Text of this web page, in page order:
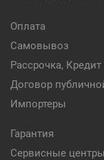
Оплата
Самовывоз
Рассрочка, Кредит
Договор
Импортеры
Гарантия
Сервисные центры